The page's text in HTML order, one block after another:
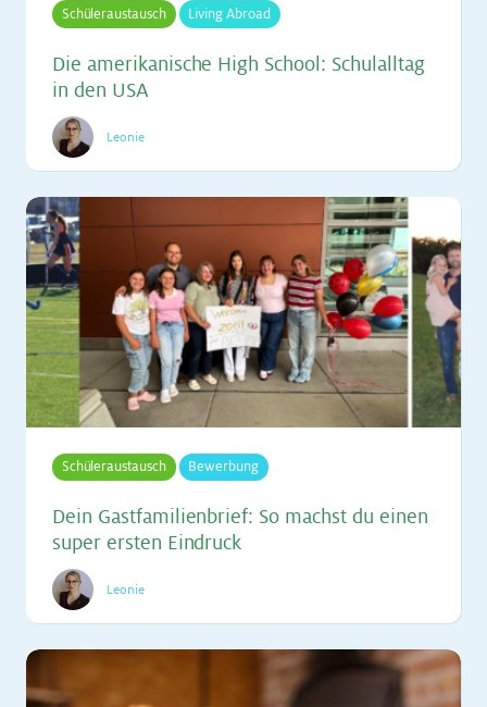
Schüleraustausch Living Abroad
Die ame­ri­ka­ni­sche High School: Schul­all­tag
in den USA
Leonie
Schüleraustausch Bewerbung
Dein Gast­fa­mi­li­en­brief: So machst du ei­nen
su­per ers­ten Ein­druck
Leonie